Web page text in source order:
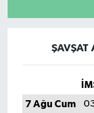
ŞAVŞAT
7 Ağu Cum